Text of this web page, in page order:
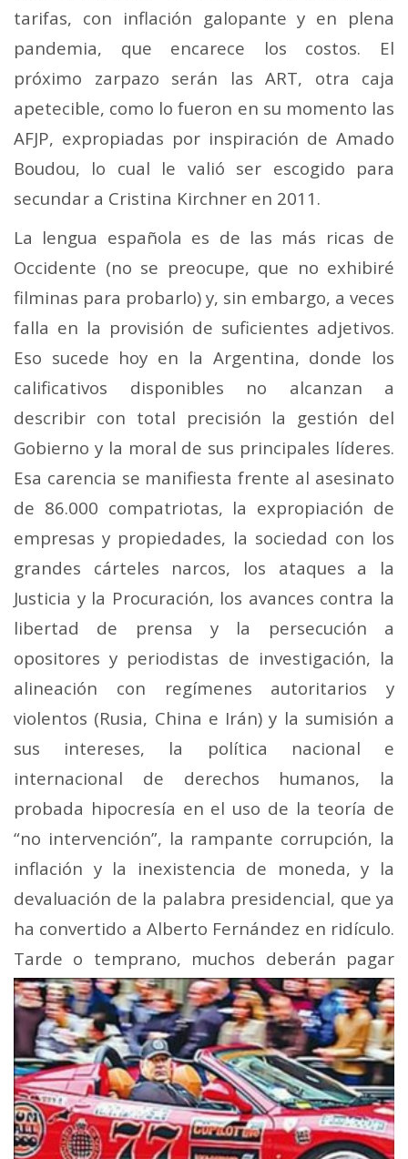
tarifas, con inflación galopante y en plena
pandemia, que encarece los costos. El
próximo zarpazo serán las ART, otra caja
apetecible, como lo fueron en su momento las
AFJP, expropiadas por inspiración de Amado
Boudou, lo cual le valió ser escogido para
secundar a Cristina Kirchner en 2011.
La lengua española es de las más ricas de
Occidente (no se preocupe, que no exhibiré
filminas para probarlo) y, sin embargo, a veces
falla en la provisión de suficientes adjetivos.
Eso sucede hoy en la Argentina, donde los
calificativos disponibles no alcanzan a
describir con total precisión la gestión del
Gobierno y la moral de sus principales líderes.
Esa carencia se manifiesta frente al asesinato
de 86.000 compatriotas, la expropiación de
empresas y propiedades, la sociedad con los
grandes cárteles narcos, los ataques a la
Justicia y la Procuración, los avances contra la
libertad de prensa y la persecución a
opositores y periodistas de investigación, la
alineación con regímenes autoritarios y
violentos (Rusia, China e Irán) y la sumisión a
sus intereses, la política nacional e
internacional de derechos humanos, la
probada hipocresía en el uso de la teoría de
“no intervención”, la rampante corrupción, la
inflación y la inexistencia de moneda, y la
devaluación de la palabra presidencial, que ya
ha convertido a Alberto Fernández en ridículo.
Tarde o temprano, muchos deberán pagar